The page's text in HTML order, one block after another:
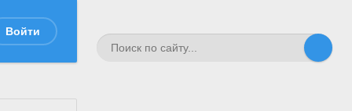
Войти